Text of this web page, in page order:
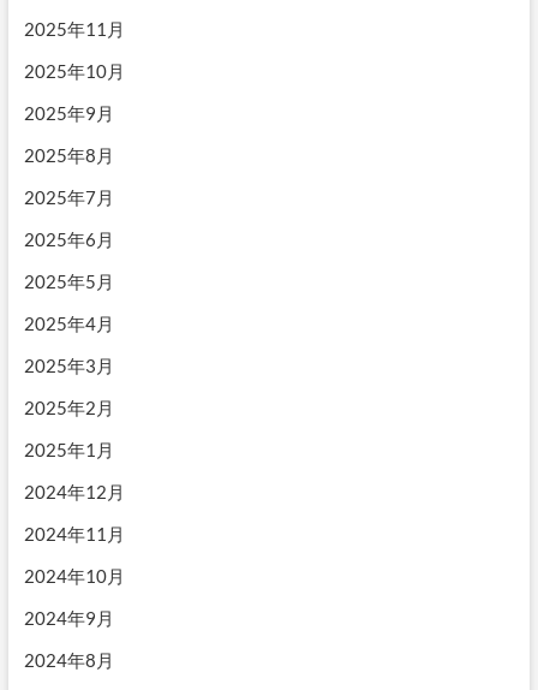
2025年11月
2025年10月
2025年9月
2025年8月
2025年7月
2025年6月
2025年5月
2025年4月
2025年3月
2025年2月
2025年1月
2024年12月
2024年11月
2024年10月
2024年9月
2024年8月